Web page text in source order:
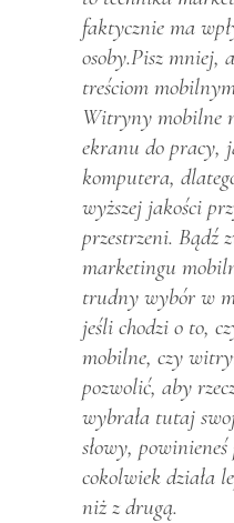
faktycznie ma
osoby.Pisz mniej,
treściom
Witryny mobilne
ekranu do pracy,
komputera,
wyższej jakości
przestrzeni. Bądź
marketingu
trudny wybór w
jeśli chodzi o to,
mobilne, czy
pozwolić, aby
wybrała tutaj
słowy,
cokolwiek działa
niż z drugą.